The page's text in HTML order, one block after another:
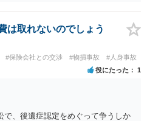
は取れないのでしょう
#保険会社との交渉 #物損事故 #人身事故
役にたった 1
で、後遺症認定をめぐって争うしか